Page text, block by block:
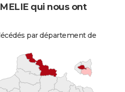
qui nous ont
par département de